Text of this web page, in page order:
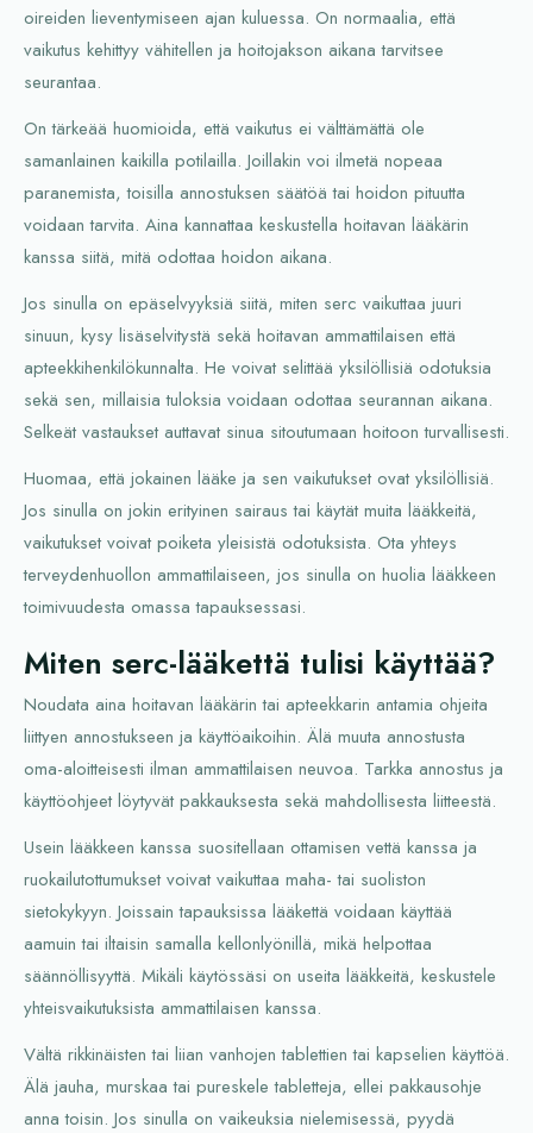
oireiden lieventymiseen ajan kuluessa. On normaalia, että
vaikutus kehittyy vähitellen ja hoitojakson aikana tarvitsee
seurantaa.
On tärkeää huomioida, että vaikutus ei välttämättä ole
samanlainen kaikilla potilailla. Joillakin voi ilmetä nopeaa
paranemista, toisilla annostuksen säätöä tai hoidon pituutta
voidaan tarvita. Aina kannattaa keskustella hoitavan lääkärin
kanssa siitä, mitä odottaa hoidon aikana.
Jos sinulla on epäselvyyksiä siitä, miten serc vaikuttaa juuri
sinuun, kysy lisäselvitystä sekä hoitavan ammattilaisen että
apteekkihenkilökunnalta. He voivat selittää yksilöllisiä odotuksia
sekä sen, millaisia tuloksia voidaan odottaa seurannan aikana.
Selkeät vastaukset auttavat sinua sitoutumaan hoitoon turvallisesti.
Huomaa, että jokainen lääke ja sen vaikutukset ovat yksilöllisiä.
Jos sinulla on jokin erityinen sairaus tai käytät muita lääkkeitä,
vaikutukset voivat poiketa yleisistä odotuksista. Ota yhteys
terveydenhuollon ammattilaiseen, jos sinulla on huolia lääkkeen
toimivuudesta omassa tapauksessasi.
Miten serc-lääkettä tulisi käyttää?
Noudata aina hoitavan lääkärin tai apteekkarin antamia ohjeita
liittyen annostukseen ja käyttöaikoihin. Älä muuta annostusta
oma-aloitteisesti ilman ammattilaisen neuvoa. Tarkka annostus ja
käyttöohjeet löytyvät pakkauksesta sekä mahdollisesta liitteestä.
Usein lääkkeen kanssa suositellaan ottamisen vettä kanssa ja
ruokailutottumukset voivat vaikuttaa maha- tai suoliston
sietokykyyn. Joissain tapauksissa lääkettä voidaan käyttää
aamuin tai iltaisin samalla kellonlyönillä, mikä helpottaa
säännöllisyyttä. Mikäli käytössäsi on useita lääkkeitä, keskustele
yhteisvaikutuksista ammattilaisen kanssa.
Vältä rikkinäisten tai liian vanhojen tablettien tai kapselien käyttöä.
Älä jauha, murskaa tai pureskele tabletteja, ellei pakkausohje
anna toisin. Jos sinulla on vaikeuksia nielemisessä, pyydä